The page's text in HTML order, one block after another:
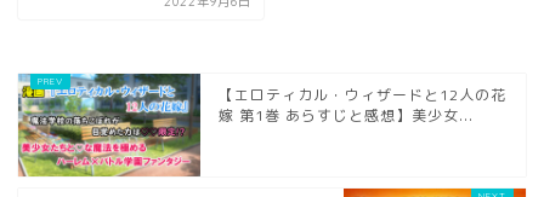
【エロティカル・ウィザードと12人の花
嫁 第1巻 あらすじと感想】美少女...